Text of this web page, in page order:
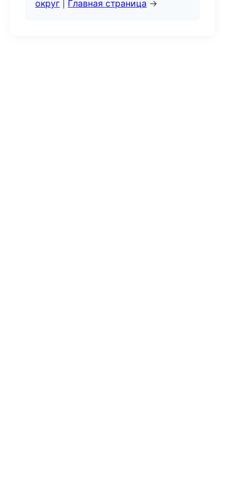
округ
Главная страница →